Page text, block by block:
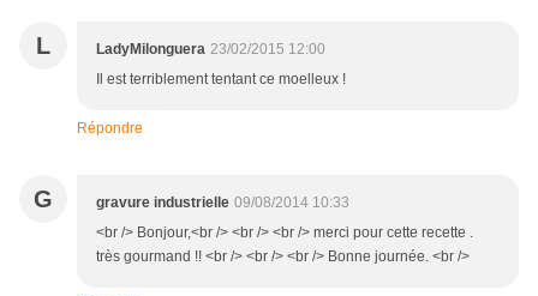
L LadyMilonguera 23/02/2015 12:00
Il est terriblement tentant ce moelleux !
Répondre
G gravure industrielle 09/08/2014 10:33
<br /> Bonjour,<br /> <br /> <br /> merci pour cette recette .
très gourmand !! <br /> <br /> <br /> Bonne journée. <br />